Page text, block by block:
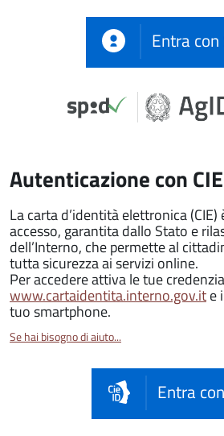
Entra con
Autenticazione con CIE
La carta d’identità elettronica (CIE)
accesso, garantita dallo Stato e
dell’Interno, che permette al
tutta sicurezza ai servizi online.
Per accedere attiva le tue
www.cartaidentita.interno.gov.ite
tuo smartphone.
Se hai bisogno di aiuto...
Entra